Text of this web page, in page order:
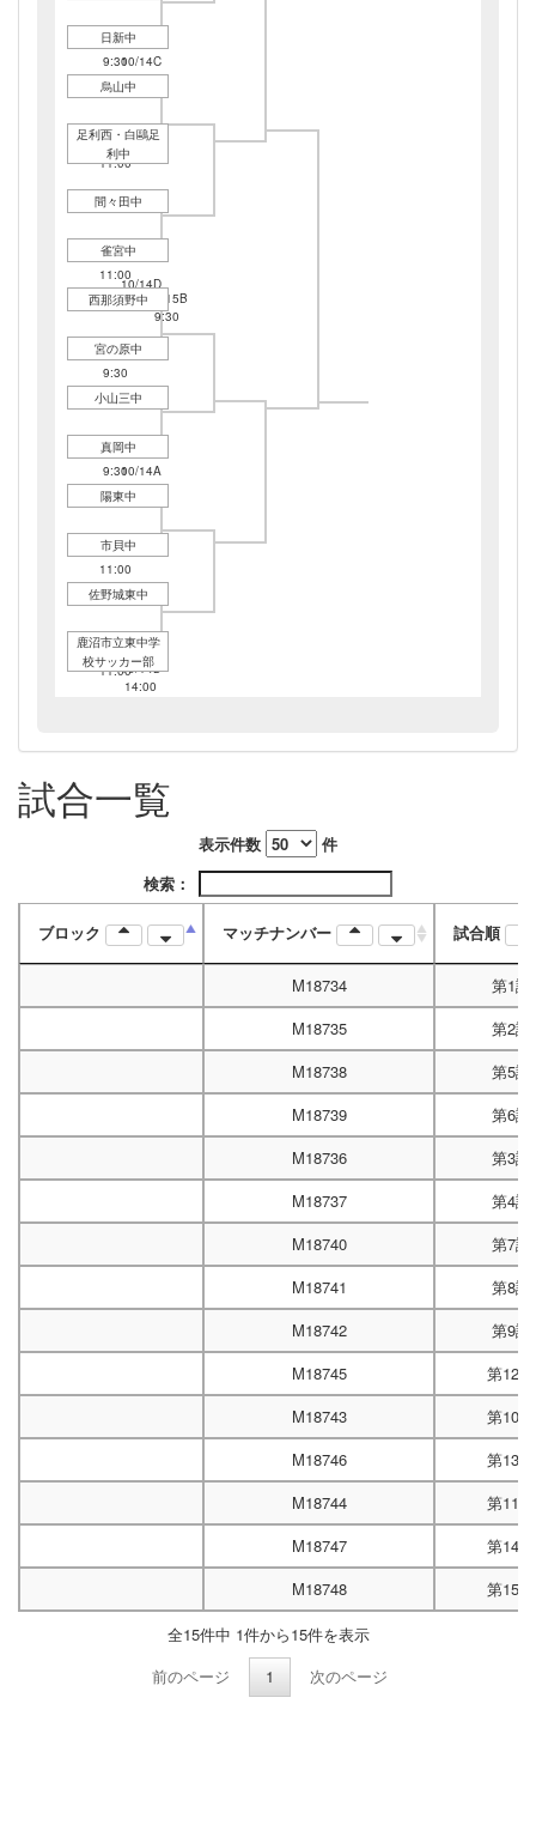
10/14C
12:30
10/14C
9:30
日新中
10/15B
9:30
烏山中
10/14C
11:00
足利西・白鷗足
利中
10/14D
14:00
間々田中
10/14D
11:00
雀宮中
西那須野中
10/14B
9:30
宮の原中
10/14A
12:30
小山三中
10/14A
9:30
真岡中
陽東中
10/14B
11:00
市貝中
10/14B
14:00
佐野城東中
10/14A
11:00
鹿沼市立東中学
校サッカー部
試合一覧
表示件数
件
検索：
ブロック マッチナンバー 試合順
M18734
第1試
M18735
第2試
M18738
第5試
M18739
第6試
M18736
第3試
M18737
第4試
M18740
第7試
M18741
第8試
M18742
第9試
M18745
第12
M18743
第10
M18746
第13
M18744
第11
M18747
第14
M18748
第15
全15件中 1件から15件を表示
前のページ
1 次のページ